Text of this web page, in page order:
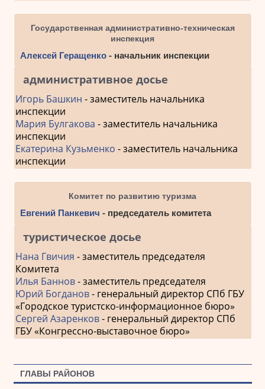
Государственная административно-техническая
инспекция
Алексей Геращенко- начальник инспекции
административное досье
Игорь Башкин - заместитель начальника
инспекции
Мария Булгакова - заместитель начальника
инспекции
Екатерина Кузьменко - заместитель начальника
инспекции
Комитет по развитию туризма
Евгений Панкевич - председатель комитета
туристическое досье
Нана Гвичия - заместитель председателя
Комитета
Илья Баннов- заместитель председателя
Юрий Богданов- генеральный директор СПб ГБУ
«Городское туристско-информационное бюро»
Сергей Азаренков- генеральный директор СПб
ГБУ «Конгрессно-выставочное бюро»
ГЛАВЫ РАЙОНОВ